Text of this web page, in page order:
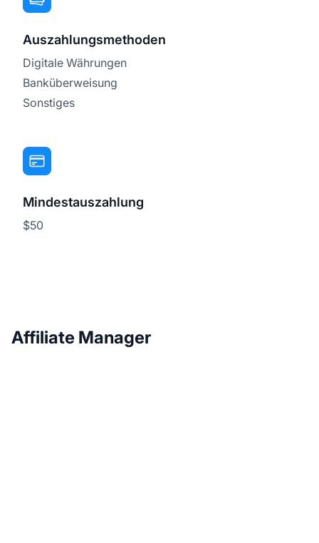
Auszahlungsmethoden
Digitale Währungen
Banküberweisung
Sonstiges
Mindestauszahlung
$50
Affiliate Manager